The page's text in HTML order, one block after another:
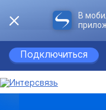
В
Подключиться